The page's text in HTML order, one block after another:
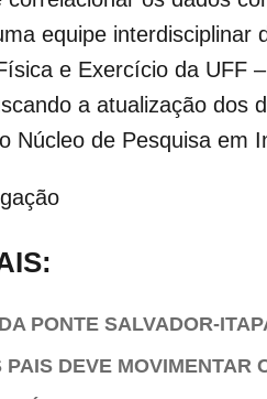
equipe interdisciplinar
e Exercício da UFF
a atualização dos
Núcleo de Pesquisa em
PONTE SALVADOR-
PAIS DEVE MOVIMENTAR